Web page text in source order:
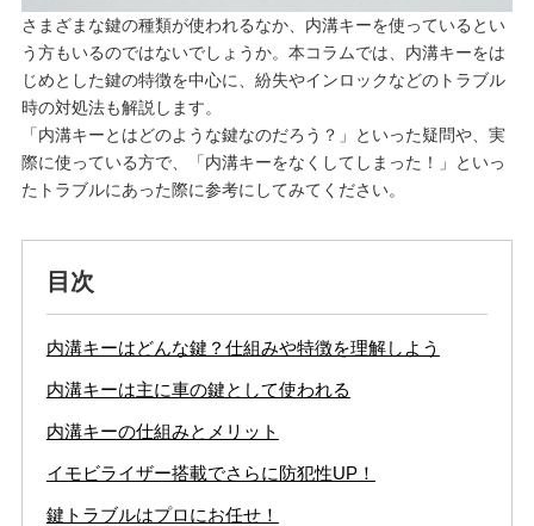
さまざまな鍵の種類が使われるなか、内溝キーを使っているとい
う方もいるのではないでしょうか。本コラムでは、内溝キーをは
じめとした鍵の特徴を中心に、紛失やインロックなどのトラブル
時の対処法も解説します。
「内溝キーとはどのような鍵なのだろう？」といった疑問や、実
際に使っている方で、「内溝キーをなくしてしまった！」といっ
たトラブルにあった際に参考にしてみてください。
目次
内溝キーはどんな鍵？仕組みや特徴を理解しよう
内溝キーは主に車の鍵として使われる
内溝キーの仕組みとメリット
イモビライザー搭載でさらに防犯性UP！
鍵トラブルはプロにお任せ！